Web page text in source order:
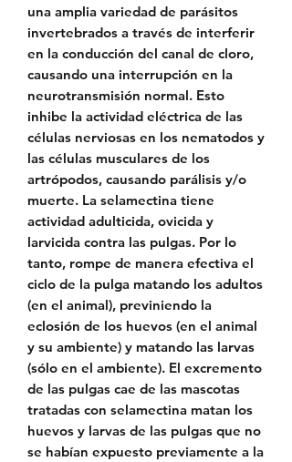
una amplia variedad de parásitos
invertebrados a través de interferir
en la conducción del canal de cloro,
causando una interrupción en la
neurotransmisión normal. Esto
inhibe la actividad eléctrica de las
células nerviosas en los nematodos y
las células musculares de los
artrópodos, causando parálisis y/o
muerte. La selamectina tiene
actividad adulticida, ovicida y
larvicida contra las pulgas. Por lo
tanto, rompe de manera efectiva el
ciclo de la pulga matando los adultos
(en el animal), previniendo la
eclosión de los huevos (en el animal
y su ambiente) y matando las larvas
(sólo en el ambiente). El excremento
de las pulgas cae de las mascotas
tratadas con selamectina matan los
huevos y larvas de las pulgas que no
se habían expuesto previamente a la